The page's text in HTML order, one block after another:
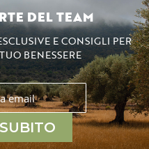
DEL TEAM
E CONSIGLI PER
BENESSERE